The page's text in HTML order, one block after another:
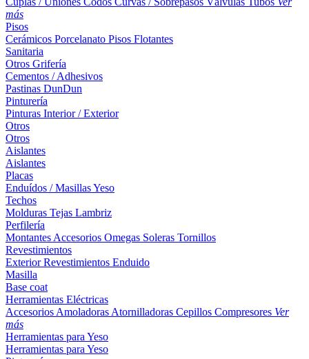
más
Pisos
Cerámicos Porcelanato Pisos Flotantes
Sanitaria
Otros Grifería
Cementos / Adhesivos
Pastinas DunDun
Pinturería
Pinturas Interior / Exterior
Otros
Otros
Aislantes
Aislantes
Placas
Enduídos / MasillasYeso
Techos
Molduras Tejas Lambriz
Perfilería
Montantes Accesorios Omegas Soleras Tornillos
Revestimientos
ExteriorRevestimientos Enduido
Masilla
Base coat
Herramientas Eléctricas
Accesorios Amoladoras Atornilladoras Cepillos Compresores Ver
más
Herramientas para Yeso
Herramientas para Yeso